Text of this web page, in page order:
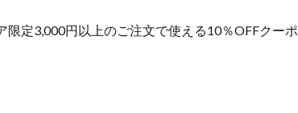
定3,000円以上のご注文で使える10％OFFクーポ